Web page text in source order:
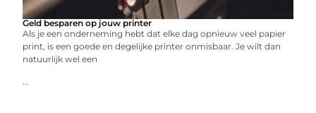
Geld besparen op jouw printer
Als je een onderneming hebt dat elke dag opnieuw veel papier
print, is een goede en degelijke printer onmisbaar. Je wilt dan
natuurlijk wel een
...